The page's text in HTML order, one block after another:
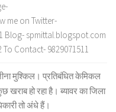
me on Twitter-
Blog- spmittal.blogspot.com
Contact- 9829071511
मुश्किल। प्रतिबंधित केमिकल
हो रहा है। ब्यावर का जिला
तो अंधे हैं।